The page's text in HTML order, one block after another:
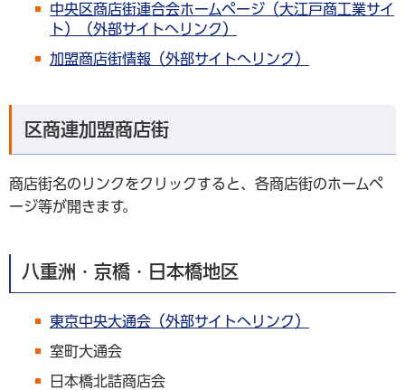
中央区商店街連合会ホームページ（大江戸商工業サイ
ト）（外部サイトへリンク）
加盟商店街情報（外部サイトへリンク）
区商連加盟商店街
商店街名のリンクをクリックすると、各商店街のホームペ
ージ等が開きます。
八重洲・京橋・日本橋地区
東京中央大通会（外部サイトへリンク）
室町大通会
日本橋北詰商店会